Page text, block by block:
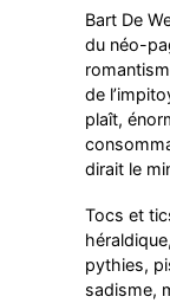
Bart De
du néo-
de
plaît,
dirait le
Tocs et
pythies,
sadisme,